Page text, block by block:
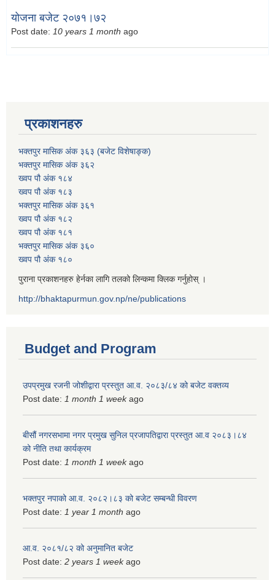
योजना बजेट २०७१।७२
Post date: 10 years 1 month ago
प्रकाशनहरु
भक्तपुर मासिक अंक ३६३ (बजेट विशेषाङ्क)
भक्तपुर मासिक अंक ३६२
ख्वप पौ अंक १८४
ख्वप पौ अंक १८३
भक्तपुर मासिक अंक ३६१
ख्वप पौ अंक १८२
ख्वप पौ अंक १८१
भक्तपुर मासिक अंक ३६०
ख्वप पौ अंक १८०
पुराना प्रकाशनहरु हेर्नका लागि तलको लिन्कमा क्लिक गर्नुहोस् ।
http://bhaktapurmun.gov.np/ne/publications
Budget and Program
उपप्रमुख रजनी जोशीद्वारा प्रस्तुत आ.व. २०८३/८४ को बजेट वक्तव्य
Post date: 1 month 1 weekago
बीसौं नगरसभामा नगर प्रमुख सुनिल प्रजापतिद्वारा प्रस्तुत आ.व‍ २०८३।८४
को नीति तथा कार्यक्रम
Post date: 1 month 1 weekago
भक्तपुर नपाको आ.व. २०८२।८३ को बजेट सम्बन्धी विवरण
Post date: 1 year 1 month ago
आ.व. २०८१/८२ को अनुमानित बजेट
Post date: 2 years 1 weekago